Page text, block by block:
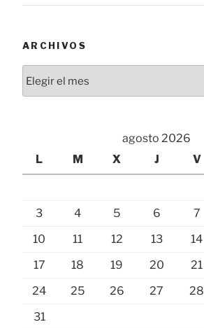
ARCHIVOS
agosto 2026
L
M X J V
3
4 5 6 7
10
11 12 13 14
17
18 19 20 21
24
25 26 27 28
31